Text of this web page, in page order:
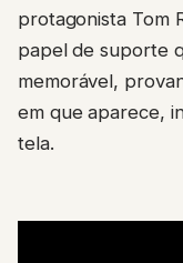
protagonista Tom
papel de suporte
memorável,
em que aparece,
tela.